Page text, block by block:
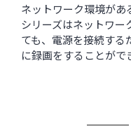
ネットワーク環境が
シリーズはネットワー
ても、電源を接続す
に録画をすることがで